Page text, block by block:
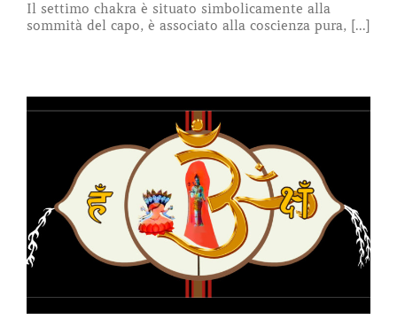
Il settimo chakra è situato simbolicamente alla
sommità del capo, è associato alla coscienza pura, [...]